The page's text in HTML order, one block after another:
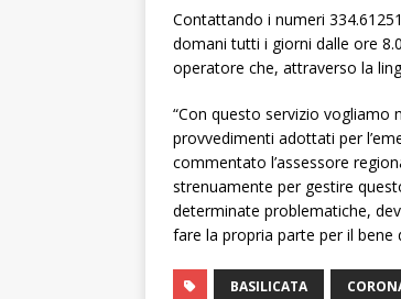
Contattando i numeri
domani tutti i giorni dalle ore
operatore che, attraverso la
“Con questo servizio
provvedimenti adottati per
commentato l’assessore
strenuamente per gestire
determinate problematiche,
fare la propria parte per il bene
BASILICATA